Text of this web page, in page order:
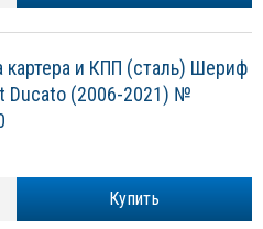
картера и КПП (сталь) Шериф
Ducato (2006-2021) №
Купить